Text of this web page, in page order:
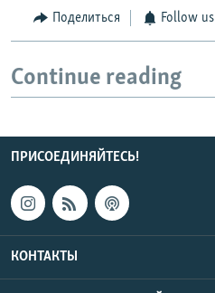
Поделиться Follow us
Continue reading
ПРИСОЕДИНЯЙТЕСЬ!
КОНТАКТЫ